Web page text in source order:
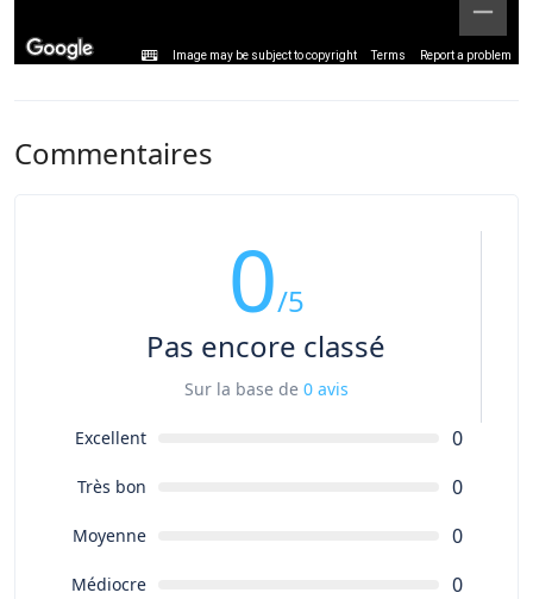
Image may be subject to copyright Terms Report a problem
Commentaires
0/5
Pas encore classé
Sur la base de 0 avis
Excellent 0
Très bon 0
Moyenne 0
Médiocre 0